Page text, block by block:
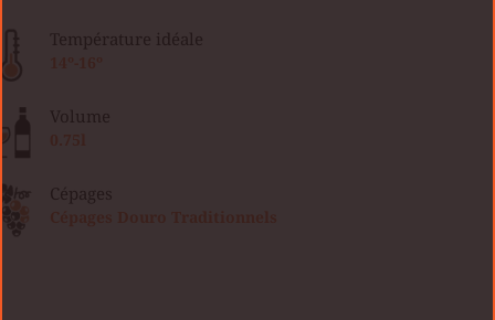
Température idéale
Volume
Cépages